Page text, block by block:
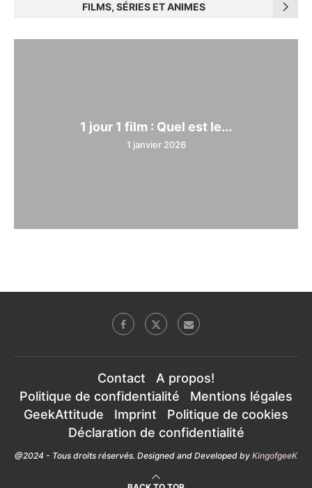
FILMS, SÉRIES ET ANIMES
1 jour 1 film : Quel est le...
1 janvier 2026
Contact
A propos!
Politique de confidentialité
Mentions légales
GeekAttitude
Imprint
Politique de cookies
Déclaration de confidentialité
@2024 - Tous droits réservés. Designed and Developed by KingofgeeK